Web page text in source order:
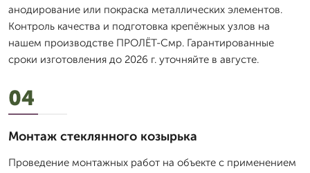
анодирование или покраска металлических элементов.
Контроль качества и подготовка крепёжных узлов на
нашем производстве ПРОЛЁТ-Смр. Гарантированные
сроки изготовления до 2026 г. уточняйте в августе.
04
Монтаж стеклянного козырька
Проведение монтажных работ на объекте с применением